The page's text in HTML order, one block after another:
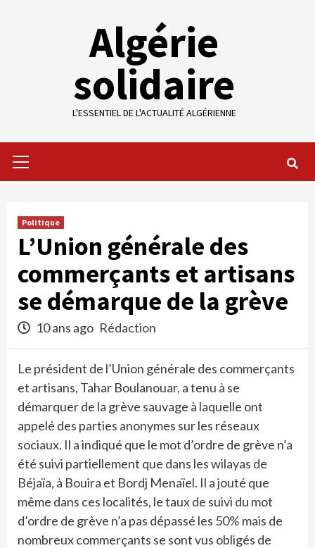
Algérie
solidaire
L'ESSENTIEL DE L'ACTUALITÉ ALGÉRIENNE
Menu
Politique
L’Union générale des
commerçants et artisans
se démarque de la grève
10 ans ago Rédaction
Le président de l’Union générale des commerçants
et artisans, Tahar Boulanouar, a tenu à se
démarquer de la grève sauvage à laquelle ont
appelé des parties anonymes sur les réseaux
sociaux. Il a indiqué que le mot d’ordre de grève n’a
été suivi partiellement que dans les wilayas de
Béjaïa, à Bouira et Bordj Menaïel. Il a jouté que
même dans ces localités, le taux de suivi du mot
d’ordre de grève n’a pas dépassé les 50% mais de
nombreux commerçants se sont vus obligés de